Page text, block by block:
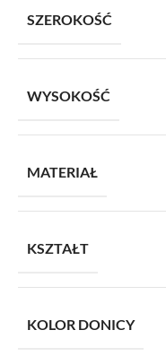
SZEROKOŚĆ
WYSOKOŚĆ
MATERIAŁ
KSZTAŁT
KOLOR DONICY